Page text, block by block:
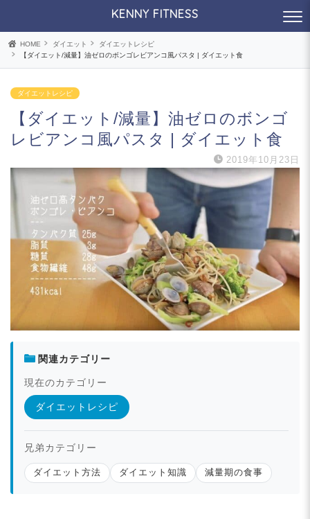
KENNY FITNESS
HOME ダイエット
ダイエットレシピ
【ダイエット/減量】油ゼロのボンゴレビアンコ風パスタ | ダイエット食
ダイエットレシピ
【ダイエット/減量】油ゼロのボンゴ
レビアンコ風パスタ | ダイエット食
2019年10月23日
関連カテゴリー
現在のカテゴリー
ダイエットレシピ
兄弟カテゴリー
ダイエット方法 ダイエット知識 減量期の食事